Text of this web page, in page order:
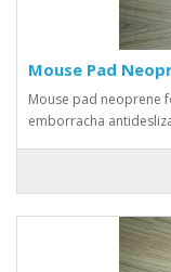
Mouse Pad
Mouse pad neoprene
emborracha